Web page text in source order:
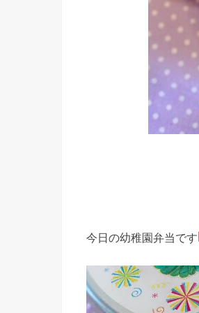
今日の幼稚園弁当です